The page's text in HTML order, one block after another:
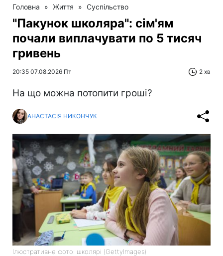
Головна » Життя » Суспільство
"Пакунок школяра": сім'ям
почали виплачувати по 5 тисяч
гривень
20:35 07.08.2026 Пт 2 хв
На що можна потопити гроші?
АНАСТАСІЯ НИКОНЧУК
Ілюстративне фото: школярі (GettyImages)